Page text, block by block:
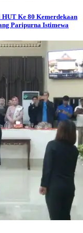
Ke 80 Kemerdekaan
Paripurna Istimewa